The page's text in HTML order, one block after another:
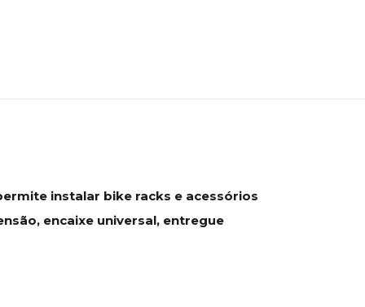
instalar bike racks e acessórios
encaixe universal, entregue